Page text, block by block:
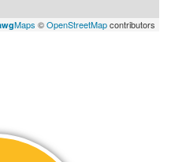
Maps ©OpenStreetMapcontributors